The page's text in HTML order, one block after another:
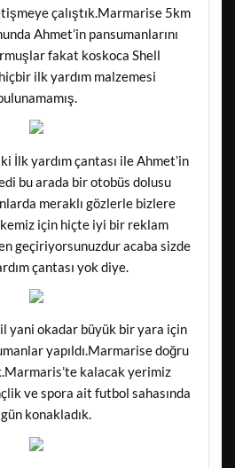
çalıştık.Marmarise 5km
Ahmet’in pansumanlarını
fakat koskoca Shell
ilk yardım malzemesi
İlk yardım çantası ile Ahmet’in
bu arada bir otobüs dolusu
meraklı gözlerle bizlere
için hiçte iyi bir reklam
geçiriyorsunuzdur acaba sizde
çantası yok diye.
yani okadar büyük bir yara için
yapıldı.Marmarise doğru
kalacak yerimiz
ve spora ait futbol sahasında
konakladık.